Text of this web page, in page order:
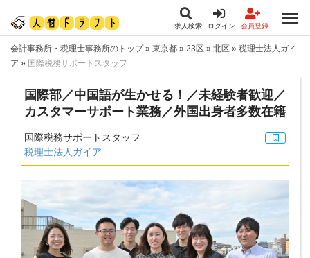
求人検索 ログイン 会員登録
会計事務所・税理士事務所のトップ» 東京都 » 23区 » 北区 » 税理士法人ガイ
ア » 国際税務サポートスタッフ
国際部／中国語が生かせる！／未経験者歓迎／
カスタマーサポート業務／外国出身者多数在籍
国際税務サポートスタッフ
税理士法人ガイア